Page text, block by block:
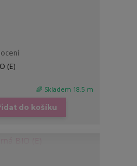
(E)
🌈 Skladem 18.5 m
do košíku